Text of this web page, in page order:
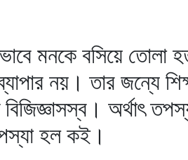
মনকে বসিয়ে তোলা
নয়। তার জন্যে
অর্থাৎ
হল কই।